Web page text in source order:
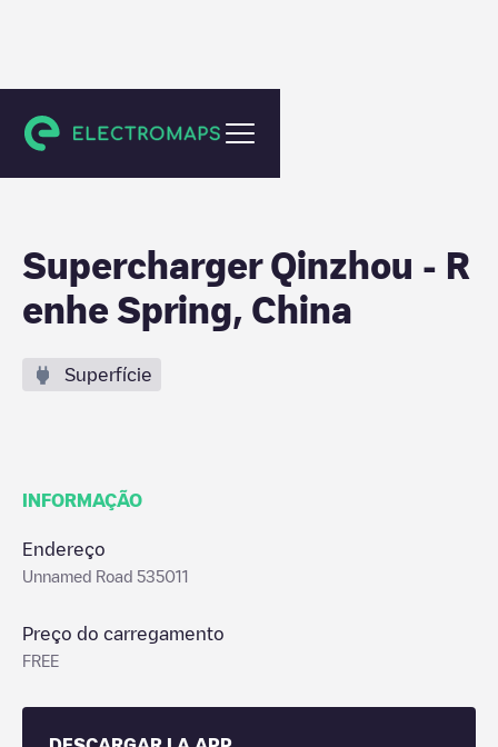
Qin Zhou Shi
Supercharger Qinzhou - R
enhe Spring, China
Superfície
INFORMAÇÃO
Endereço
Unnamed Road 535011
Preço do carregamento
FREE